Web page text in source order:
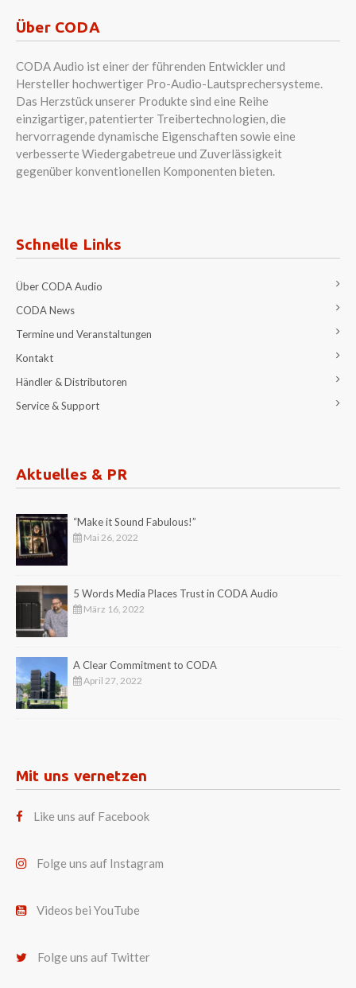
Über CODA
CODA Audio ist einer der führenden Entwickler und
Hersteller hochwertiger Pro-Audio-Lautsprechersysteme.
Das Herzstück unserer Produkte sind eine Reihe
einzigartiger, patentierter Treibertechnologien, die
hervorragende dynamische Eigenschaften sowie eine
verbesserte Wiedergabetreue und Zuverlässigkeit
gegenüber konventionellen Komponenten bieten.
Schnelle Links
Über CODA Audio
CODA News
Termine und Veranstaltungen
Kontakt
Händler & Distributoren
Service & Support
Aktuelles & PR
“Make it Sound Fabulous!”
Mai 26, 2022
5 Words Media Places Trust in CODA Audio
März 16, 2022
A Clear Commitment to CODA
April 27, 2022
Mit uns vernetzen
Like uns auf Facebook
Folge uns auf Instagram
Videos bei YouTube
Folge uns auf Twitter